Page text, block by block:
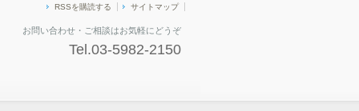
お問い合わせ・ご相談はお気軽にどうぞ
Tel.03-5982-2150
RSSを購読する サイトマップ